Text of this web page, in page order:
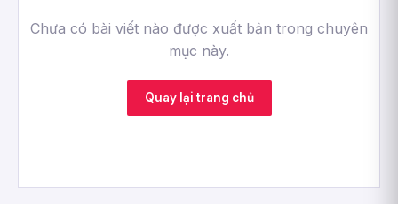
Chưa có bài viết nào được xuất bản trong chuyên
mục này.
Quay lại trang chủ